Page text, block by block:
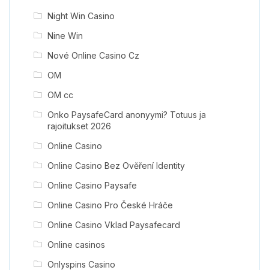
Night Win Casino
Nine Win
Nové Online Casino Cz
OM
OM cc
Onko PaysafeCard anonyymi? Totuus ja
rajoitukset 2026
Online Casino
Online Casino Bez Ověření Identity
Online Casino Paysafe
Online Casino Pro České Hráče
Online Casino Vklad Paysafecard
Online casinos
Onlyspins Casino